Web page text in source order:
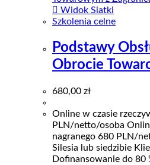
Widok Siatki
Szkolenia celne
Podstawy
Obrocie
680,00 zł
Online w czasie
PLN/netto/osoba
nagranego 680 PLN/
Silesia lub siedzibie
Dofinansowanie do 80